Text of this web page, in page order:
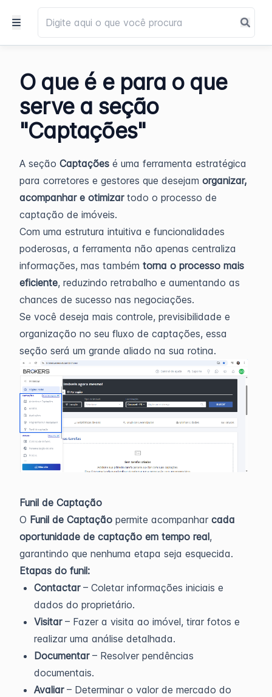
O que é e para o que
serve a seção
"Captações"
A seção Captações é uma ferramenta estratégica
para corretores e gestores que desejam organizar,
acompanhar e otimizartodo o processo de
captação de imóveis.
Com uma estrutura intuitiva e funcionalidades
poderosas, a ferramenta não apenas centraliza
informações, mas também torna o processo mais
eficiente, reduzindo retrabalho e aumentando as
chances de sucesso nas negociações.
Se você deseja mais controle, previsibilidade e
organização no seu fluxo de captações, essa
seção será um grande aliado na sua rotina.
Funil de Captação
O Funil de Captação permite acompanhar cada
oportunidade de captação em tempo real,
garantindo que nenhuma etapa seja esquecida.
Etapas do funil:
Contactar– Coletar informações iniciais e
dados do proprietário.
Visitar– Fazer a visita ao imóvel, tirar fotos e
realizar uma análise detalhada.
Documentar– Resolver pendências
documentais.
Avaliar– Determinar o valor de mercado do